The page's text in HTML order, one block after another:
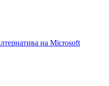
на Microsoft